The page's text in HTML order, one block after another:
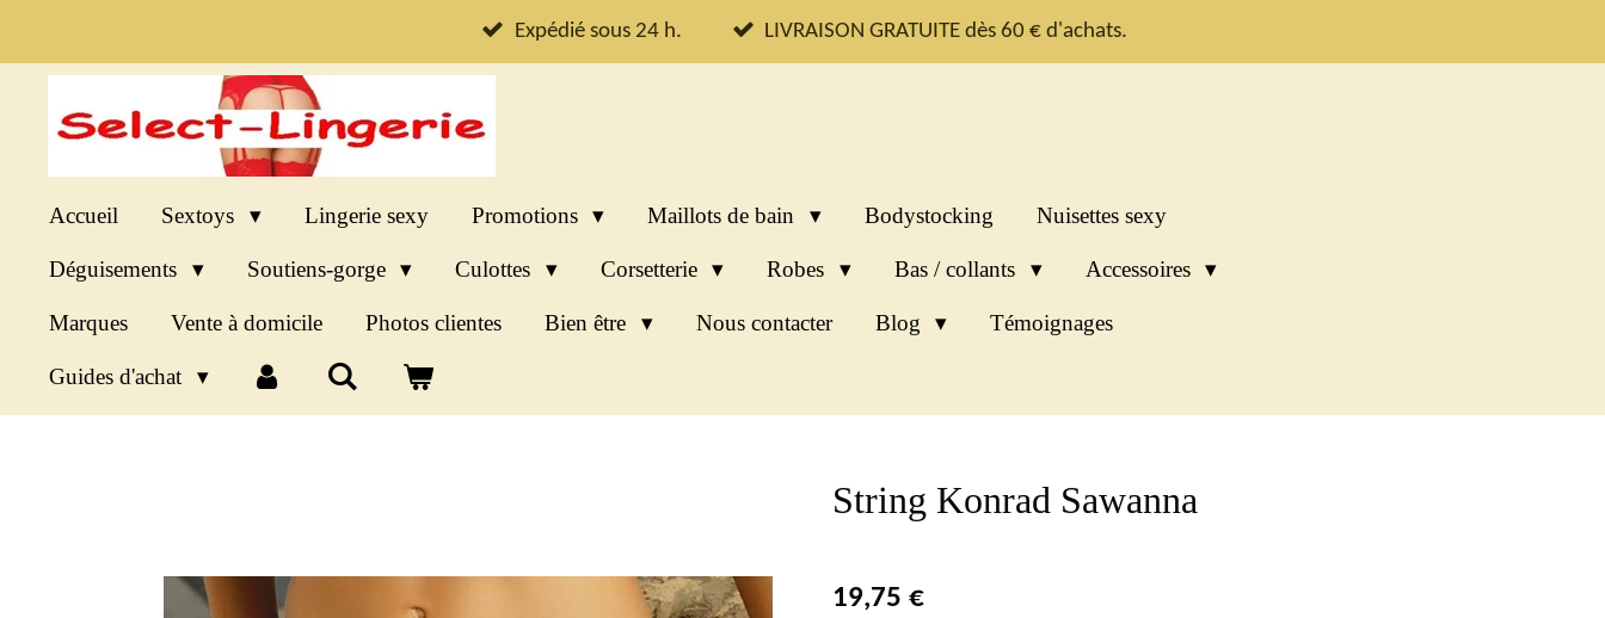
au
contenu
Expédié sous 24 h. LIVRAISON GRATUITE dès 60 € d'achats.
Accueil Sextoys Lingerie sexy Promotions Maillots de bain Bodystocking Nuisettes sexy
Déguisements Soutiens-gorge Culottes Corsetterie Robes Bas / collants Accessoires
Marques Vente à domicile Photos clientes Bien être Nous contacter Blog Témoignages
Guides d'achat
String Konrad Sawanna
19,75 €